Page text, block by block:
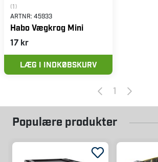
(1)
ARTNR: 45933
Habo Vægkrog Mini
17 kr
LÆG I INDKØBSKURV
1
Populære produkter